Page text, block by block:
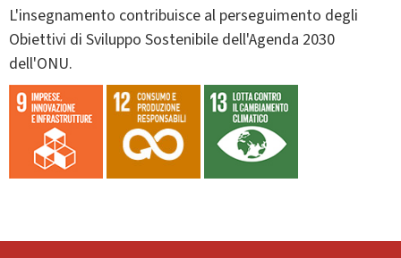
L'insegnamento contribuisce al perseguimento degli
Obiettivi di Sviluppo Sostenibile dell'Agenda 2030
dell'ONU.